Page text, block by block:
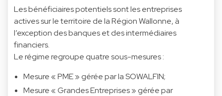
Les bénéficiaires potentiels sont les entreprises
actives sur le territoire de la Région Wallonne, à
l’exception des banques et des intermédiaires
financiers.
Le régime regroupe quatre sous-mesures :
Mesure « PME » gérée par la SOWALFIN;
Mesure « Grandes Entreprises » gérée par